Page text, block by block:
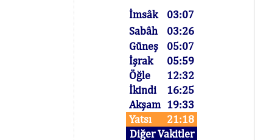
İmsâk
03:07
Sabâh
03:26
Güneş
05:07
İşrak
05:59
Öğle
12:32
İkindi
16:25
Akşam 19:33
Yatsı
21:18
Diğer Vakitler